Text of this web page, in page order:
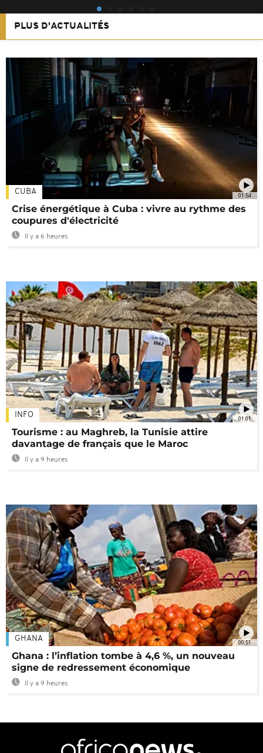
PLUS D'ACTUALITÉS
01:54
CUBA
Crise énergétique à Cuba : vivre au rythme des
coupures d'électricité
Il y a 6 heures
01:01
INFO
Tourisme : au Maghreb, la Tunisie attire
davantage de français que le Maroc
Il y a 9 heures
00:51
GHANA
Ghana : l’inflation tombe à 4,6 %, un nouveau
signe de redressement économique
Il y a 9 heures